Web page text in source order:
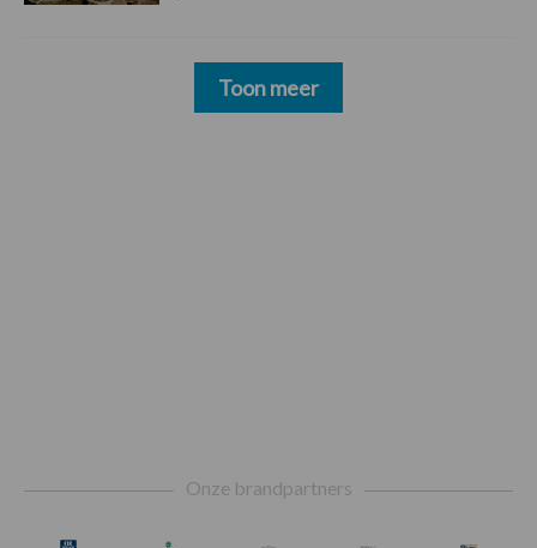
Toon meer
Onze brandpartners